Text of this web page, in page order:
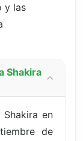
y las
Shakira
en
de